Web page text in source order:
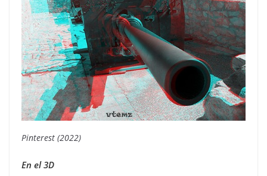
Pinterest (2022)
En el 3D